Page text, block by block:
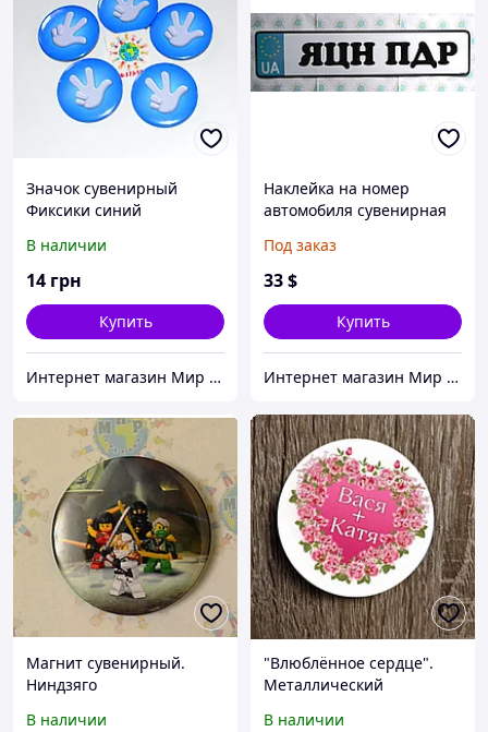
Значок сувенирный
Фиксики синий
В наличии
14 грн
Купить
Интернет магазин Мир стендов. Товары из Украины
Наклейка на номер
автомобиля сувенирная
Под заказ
33$
Купить
Интернет магазин Мир стендов. Товары из Украины
Магнит сувенирный.
Ниндзяго
В наличии
"Влюблённое сердце".
Металлический
В наличии